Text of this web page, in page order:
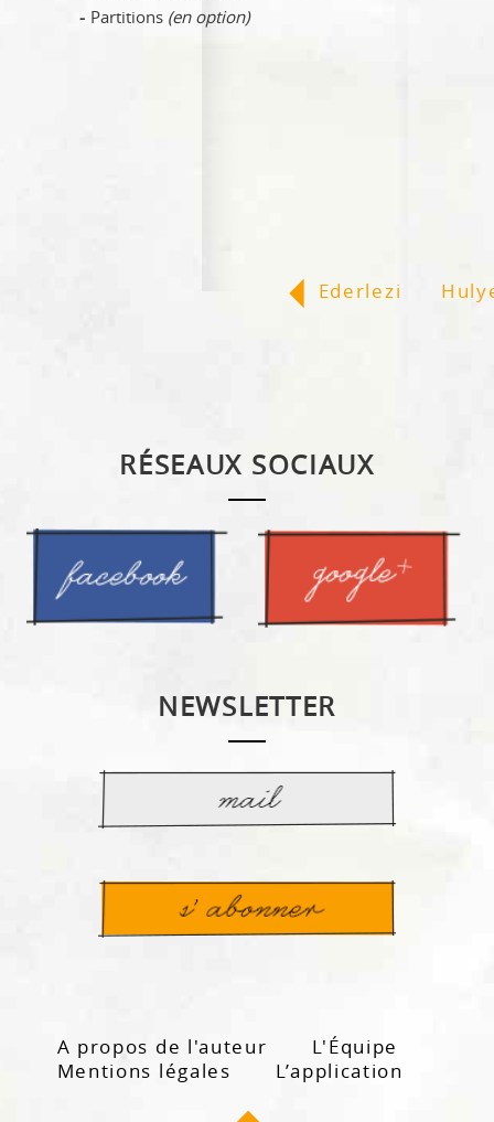
Partitions (en option)
Ederlezi
RÉSEAUX SOCIAUX
NEWSLETTER
A propos de l'auteur
L'Équipe
Mentions légales
L’application